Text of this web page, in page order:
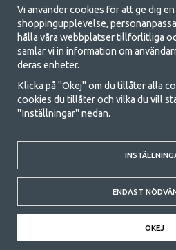
GetCamping.se - Din
och
Att campa kan antingen vara en livsstil
för ett gemensamt äventyr. Oavsett
med att campa så därför erbjuder vi
husvagnstält och all annan utrustning
mål är att i varje priskategori erbjuda
gällande kvalitet och funktionalitet. Ta
är något du saknar eller
© 2020 GetCamping. All
Vi använder cookies för att ge dig
shoppingupplevelse,
hålla våra webbplatser tillförlitliga
samlar vi in information om
deras enheter.
Klicka på "Okej" om du tillåter alla
cookies du tillåter och vilka du vill
"Inställningar" nedan.
ENDAST
OKEJ